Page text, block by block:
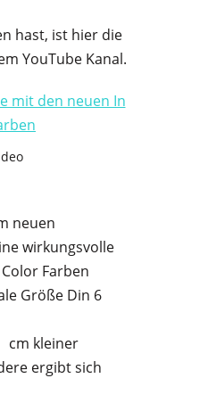
hast, ist hier die
YouTube Kanal.
neuen
wirkungsvolle
Farben
Größe Din 6
cm kleiner
ergibt sich